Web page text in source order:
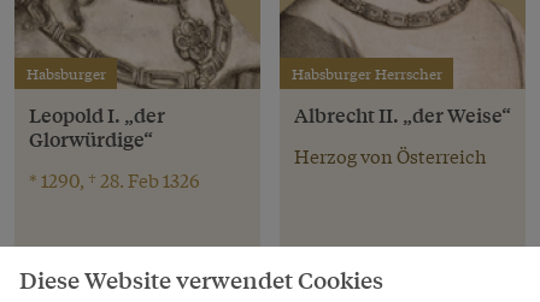
Habsburger
Leopold I. „der
Glorwürdige“
* 1290, † 28. Feb 1326
Habsburger Herrscher
Albrecht II. „der Weise“
Herzog von Österreich
Diese Website verwendet Cookies